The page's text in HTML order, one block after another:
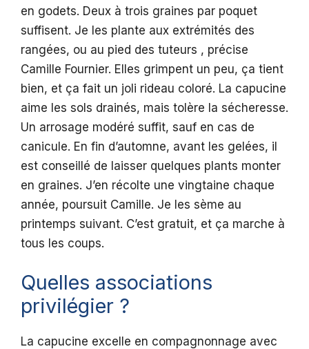
en godets. Deux à trois graines par poquet
suffisent. Je les plante aux extrémités des
rangées, ou au pied des tuteurs , précise
Camille Fournier. Elles grimpent un peu, ça tient
bien, et ça fait un joli rideau coloré. La capucine
aime les sols drainés, mais tolère la sécheresse.
Un arrosage modéré suffit, sauf en cas de
canicule. En fin d’automne, avant les gelées, il
est conseillé de laisser quelques plants monter
en graines. J’en récolte une vingtaine chaque
année, poursuit Camille. Je les sème au
printemps suivant. C’est gratuit, et ça marche à
tous les coups.
Quelles associations
privilégier ?
La capucine excelle en compagnonnage avec